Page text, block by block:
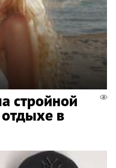
стройной
в